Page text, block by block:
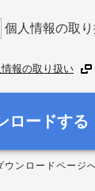
個人情報の取
報の取り扱い
ロードする
ウンロードページ